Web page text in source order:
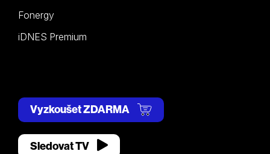
Fonergy
iDNES Premium
Vyzkoušet ZDARMA
Sledovat TV